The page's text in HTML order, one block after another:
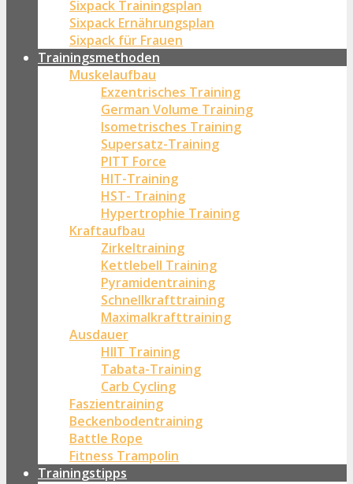
Sixpack Trainingsplan
Sixpack Ernährungsplan
Sixpack für Frauen
Trainingsmethoden
Muskelaufbau
Exzentrisches Training
German Volume Training
Isometrisches Training
Supersatz-Training
PITT Force
HIT-Training
HST- Training
Hypertrophie Training
Kraftaufbau
Zirkeltraining
Kettlebell Training
Pyramidentraining
Schnellkrafttraining
Maximalkrafttraining
Ausdauer
HIIT Training
Tabata-Training
Carb Cycling
Faszientraining
Beckenbodentraining
Battle Rope
Fitness Trampolin
Trainingstipps